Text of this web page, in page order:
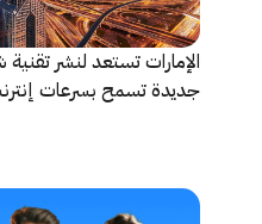
الإمارات تستعد لنشر